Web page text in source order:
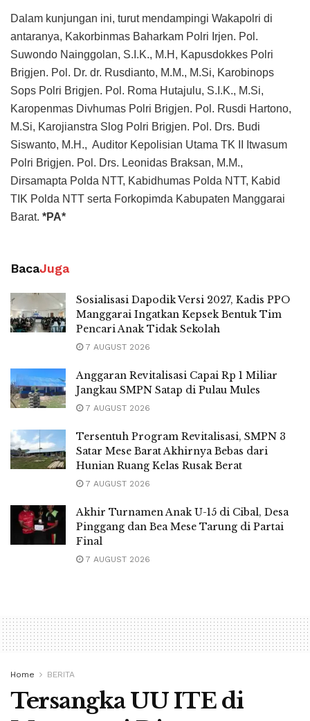
Dalam kunjungan ini, turut mendampingi Wakapolri di
antaranya, Kakorbinmas Baharkam Polri Irjen. Pol.
Suwondo Nainggolan, S.I.K., M.H, Kapusdokkes Polri
Brigjen. Pol. Dr. dr. Rusdianto, M.M., M.Si, Karobinops
Sops Polri Brigjen. Pol. Roma Hutajulu, S.I.K., M.Si,
Karopenmas Divhumas Polri Brigjen. Pol. Rusdi Hartono,
M.Si, Karojianstra Slog Polri Brigjen. Pol. Drs. Budi
Siswanto, M.H., Auditor Kepolisian Utama TK II Itwasum
Polri Brigjen. Pol. Drs. Leonidas Braksan, M.M.,
Dirsamapta Polda NTT, Kabidhumas Polda NTT, Kabid
TIK Polda NTT serta Forkopimda Kabupaten Manggarai
Barat. *PA*
BacaJuga
Sosialisasi Dapodik Versi 2027, Kadis PPO
Manggarai Ingatkan Kepsek Bentuk Tim
Pencari Anak Tidak Sekolah
7 AUGUST 2026
Anggaran Revitalisasi Capai Rp 1 Miliar
Jangkau SMPN Satap di Pulau Mules
7 AUGUST 2026
Tersentuh Program Revitalisasi, SMPN 3
Satar Mese Barat Akhirnya Bebas dari
Hunian Ruang Kelas Rusak Berat
7 AUGUST 2026
Akhir Turnamen Anak U-15 di Cibal, Desa
Pinggang dan Bea Mese Tarung di Partai
Final
7 AUGUST 2026
Home BERITA
Tersangka UU ITE di